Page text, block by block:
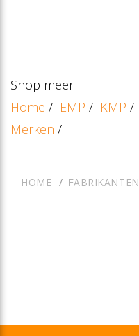
Shop meer
Home / EMP / KMP /
Merken /
HOME FABRIKANTEN